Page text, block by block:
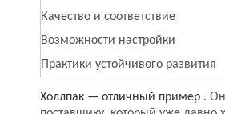
Качество и соответствие
Возможности настройки
Практики устойчивого развития
Холлпак — отличный пример .